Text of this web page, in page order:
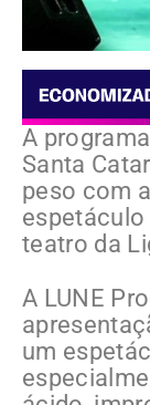
A
Santa
peso com
teatro da
A LUNE
um